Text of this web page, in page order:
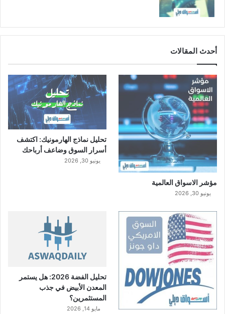
أحدث المقالات
مؤشر الاسواق العالمية
يونيو 30, 2026
تحليل نماذج الهارمونيك: اكتشف
أسرار السوق وضاعف أرباحك
يونيو 30, 2026
تحليل الفضة 2026: هل يستمر
المعدن الأبيض في جذب
المستثمرين؟
مايو 14, 2026